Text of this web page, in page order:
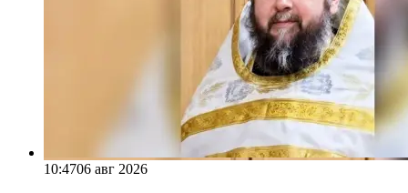
10:4706 авг 2026